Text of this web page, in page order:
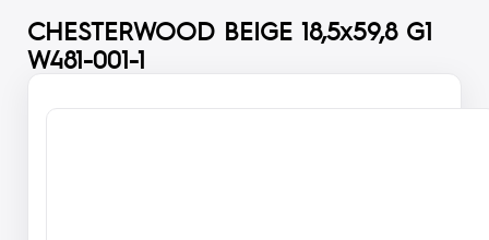
CHESTERWOOD BEIGE 18,5x59,8 G1
W481-001-1